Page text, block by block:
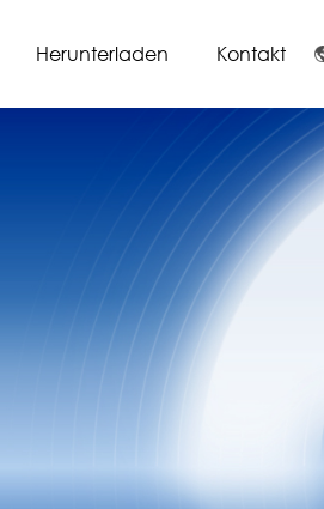
Herunterladen Kontakt